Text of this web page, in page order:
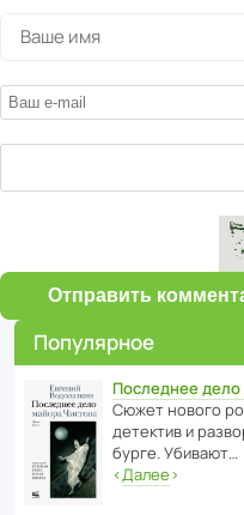
Отправить
Популярное
Последнее
Сюжет нового
дете­ктив и
бурге. Убивают…
‹Далее›